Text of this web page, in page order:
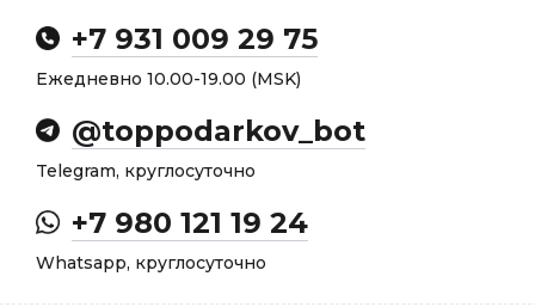
+7 931 009 29 75
Ежедневно 10.00-19.00 (MSK)
@toppodarkov_bot
Telegram, круглосуточно
+7 980 121 19 24
Whatsapp, круглосуточно